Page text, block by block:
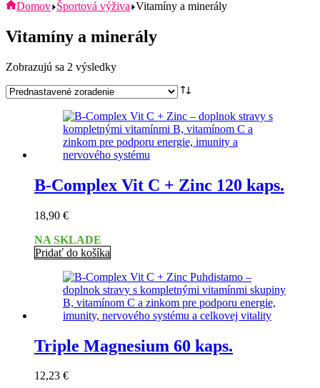
Domov Športová výživa Vitamíny a minerály
Vitamíny a minerály
Zobrazujú sa 2 výsledky
B-Complex Vit C + Zinc 120 kaps.
18,90 €
NA SKLADE
Pridať do košíka
Triple Magnesium 60 kaps.
12,23 €